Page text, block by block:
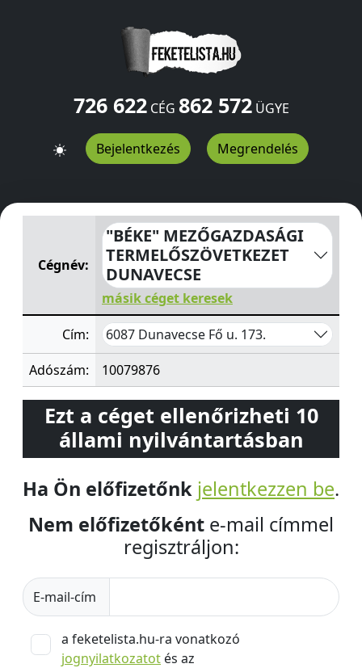
726 622CÉG 862 572ÜGYE
Bejelentkezés Megrendelés
"BÉKE" MEZŐGAZDASÁGI TERMELŐSZÖVETKEZET
Cégnév:
"BÉKE" MEZŐGAZDASÁGI
TERMELŐSZÖVETKEZET
DUNAVECSE
másik céget keresek
Cím: 6087 Dunavecse Fő u. 173.
Adószám: 10079876
Ezt a céget ellenőrizheti 10
állami nyilvántartásban
Ha Ön előfizetőnk jelentkezzen be.
Nem előfizetőként e-mail címmel
regisztráljon:
E-mail-cím
a feketelista.hu-ra vonatkozó
jognyilatkozatot és az